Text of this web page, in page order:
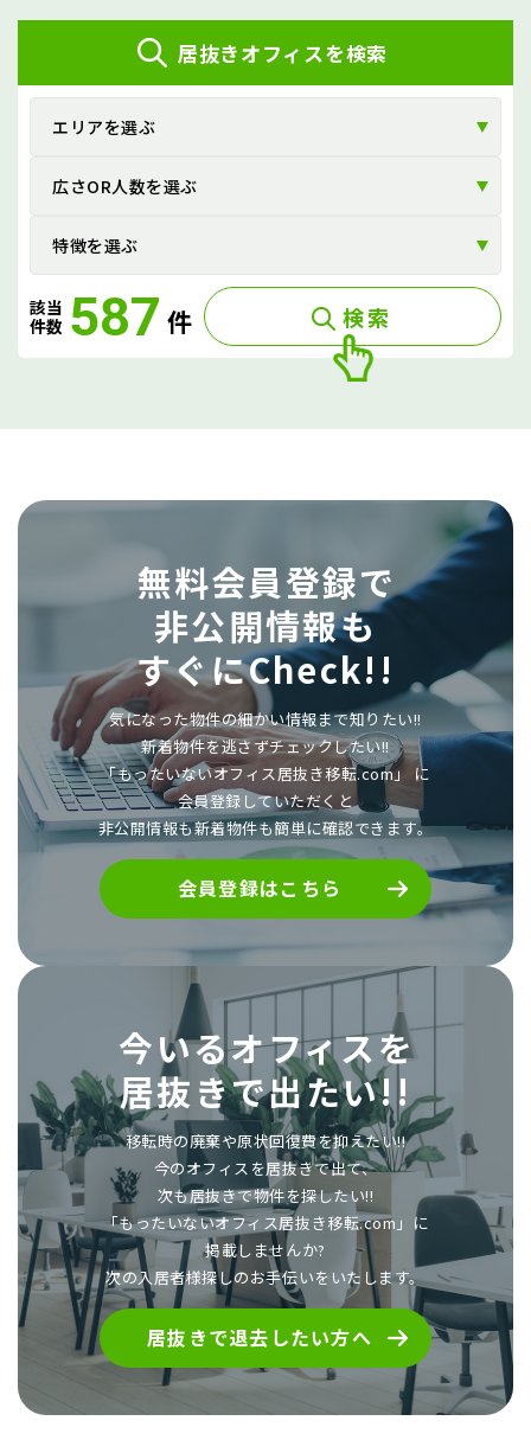
ビ
ゲ
ー
ョ
ン
居抜きオフィスを検索
エリアを選ぶ
広さOR人数を選ぶ
特徴を選ぶ
該当
件数 587 件 検索
無料会員登録で
非公開情報も
すぐにCheck!!
気になった物件の細かい情報まで知りたい!!
新着物件を逃さずチェックしたい!!
「もったいないオフィス居抜き移転.com」 に
会員登録していただくと
非公開情報も新着物件も簡単に確認できます。
会員登録はこちら
今いるオフィスを
居抜きで出たい!!
移転時の廃棄や原状回復費を抑えたい!!
今のオフィスを居抜きで出て、
次も居抜きで物件を探したい!!
「もったいないオフィス居抜き移転.com」に
掲載しませんか?
次の入居者様探しのお手伝いをいたします。
居抜きで退去したい方へ